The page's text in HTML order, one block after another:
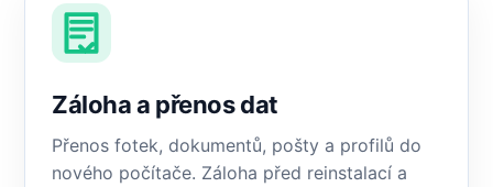
Záloha a přenos dat
Přenos fotek, dokumentů, pošty a profilů do
nového počítače. Záloha před reinstalací a